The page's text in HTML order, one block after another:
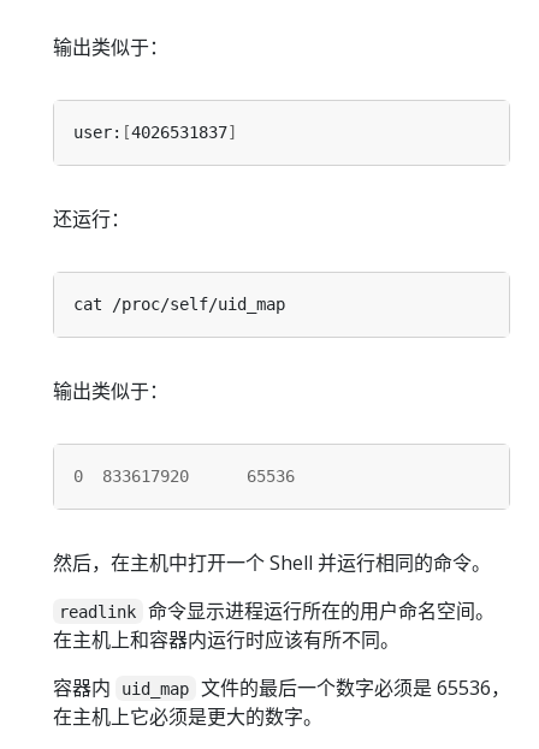
输出类似于：
user: [4026531837]
还运行：
输出类似于：
0 833617920 65536
然后，在主机中打开一个 Shell 并运行相同的命令。
readlink
命令显示进程运行所在的用户命名空间。
在主机上和容器内运行时应该有所不同。
容器内
uid_map
文件的最后一个数字必须是 65536，
在主机上它必须是更大的数字。